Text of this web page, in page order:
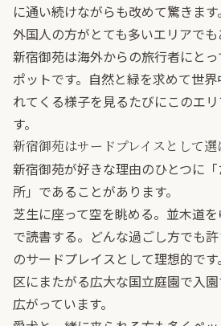
に通い続けながらも改めて驚きます。
外国人の方がとても多いエリアで
新宿御苑は海外からの旅行者にと
ポットです。自然と緑を求めて世
れてくる様子を見るたびにこのエ
す。
新宿御苑はサードプレイスとして
新宿御苑が好きな理由のひとつに
所」であることがあります。
芝生に座って空を眺める。並木道
で読書する。どんな過ごし方でも
のサードプレイスとして理想的で
区にまたがる広大な国立庭園で入
広がっています。